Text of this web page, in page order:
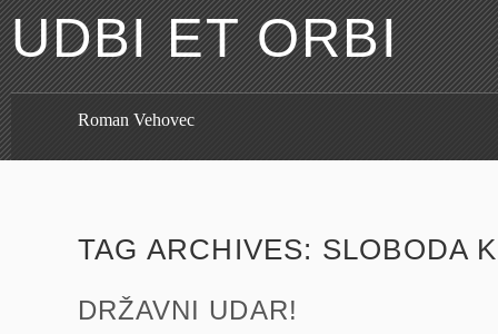
UDBI ET ORBI
Roman Vehovec
TAG ARCHIVES: SLOBODA
DRŽAVNI UDAR!